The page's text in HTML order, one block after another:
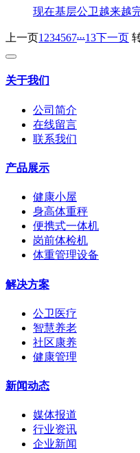
现在基层公卫越来越
上一页1 234567...13下一页
关于我们
公司简介
在线留言
联系我们
产品展示
健康小屋
身高体重秤
便携式一体机
岗前体检机
体重管理设备
解决方案
公卫医疗
智慧养老
社区康养
健康管理
新闻动态
媒体报道
行业资讯
企业新闻